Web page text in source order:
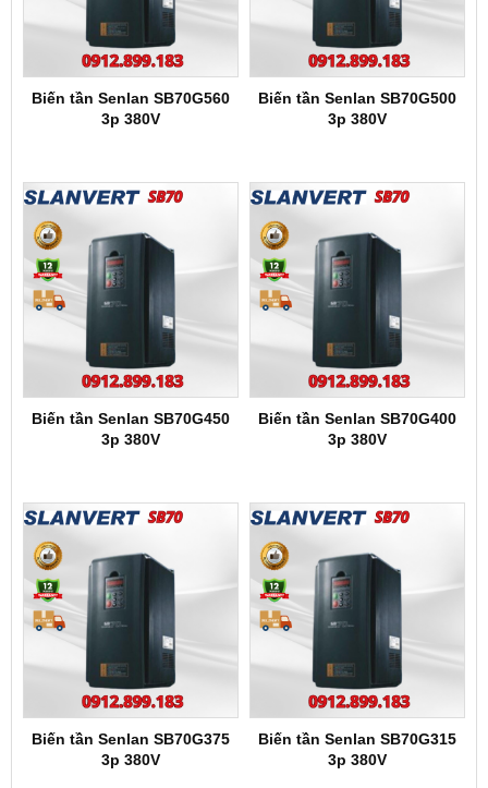
Biến tần Senlan SB70G560
3p 380V
Biến tần Senlan SB70G500
3p 380V
Biến tần Senlan SB70G450
3p 380V
Biến tần Senlan SB70G400
3p 380V
Biến tần Senlan SB70G375
3p 380V
Biến tần Senlan SB70G315
3p 380V